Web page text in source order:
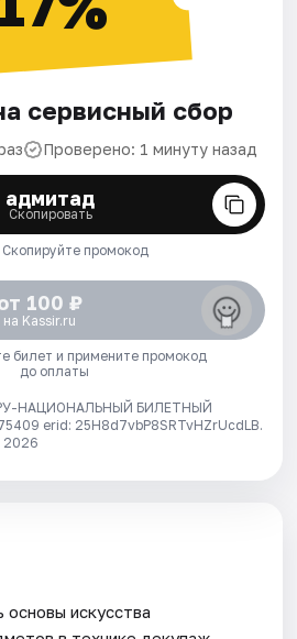
сервисный сбор
Проверено: 1 минуту назад
адмитад
Скопировать
Скопируйте промокод
100 ₽
на Kassir.ru
билет и примените промокод
до оплаты
НАЦИОНАЛЬНЫЙ БИЛЕТНЫЙ
erid: 25H8d7vbP8SRTvHZrUcdLB.
2026
искусства